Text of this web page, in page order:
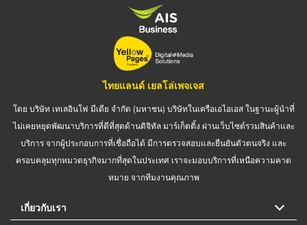
ไทยแลนด์ เยลโล่เพจเจส
โดย บริษัท เทเลอินโฟ มีเดีย จำกัด (มหาชน) บริษัทในเครือเอไอเอส ในฐานะผู้นำที่
ไม่เคยหยุดพัฒนาบริการที่ดีที่สุดด้านดิจิทัล มาร์เก็ตติ้ง ผ่านเว็บไซต์รวมสินค้าและ
บริการ จากผู้ประกอบการที่เชื่อถือได้ มีการตรวจสอบและยืนยันตัวตนจริง และ
ครอบคลุมทุกหมวดธุรกิจมากที่สุดในประเทศ เราจะมอบบริการที่เหนือความคาด
หมาย จากทีมงานคุณภาพ
เกี่ยวกับเรา